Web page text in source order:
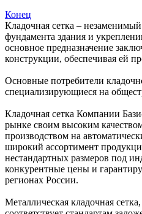
Конец
Кладочная сетка –
фундамента здания и
основное предназначение
конструкции, обеспечивая ей
Основные потребители
специализирующиеся на
Кладочная сетка Компании
рынке своим высоким
производством на
широкий ассортимент
нестандартных размеров под
конкурентные цены и
регионах России.
Металлическая кладочная